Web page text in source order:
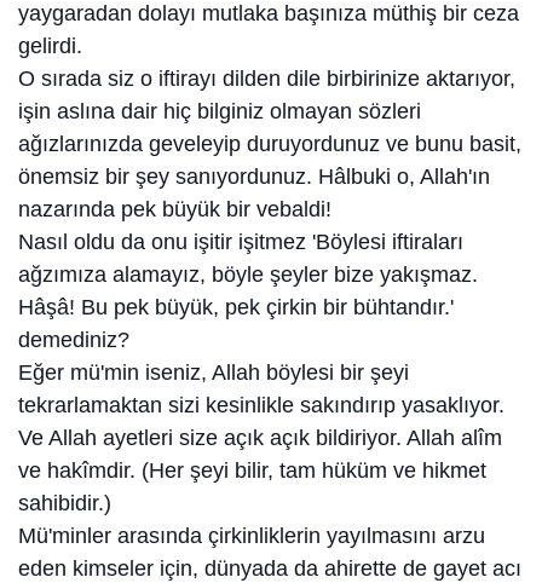
yaygaradan dolayı mutlaka başınıza müthiş bir ceza
gelirdi.
O sırada siz o iftirayı dilden dile birbirinize aktarıyor,
işin aslına dair hiç bilginiz olmayan sözleri
ağızlarınızda geveleyip duruyordunuz ve bunu basit,
önemsiz bir şey sanıyordunuz. Hâlbuki o, Allah'ın
nazarında pek büyük bir vebaldi!
Nasıl oldu da onu işitir işitmez 'Böylesi iftiraları
ağzımıza alamayız, böyle şeyler bize yakışmaz.
Hâşâ! Bu pek büyük, pek çirkin bir bühtandır.'
demediniz?
Eğer mü'min iseniz, Allah böylesi bir şeyi
tekrarlamaktan sizi kesinlikle sakındırıp yasaklıyor.
Ve Allah ayetleri size açık açık bildiriyor. Allah alîm
ve hakîmdir. (Her şeyi bilir, tam hüküm ve hikmet
sahibidir.)
Mü'minler arasında çirkinliklerin yayılmasını arzu
eden kimseler için, dünyada da ahirette de gayet acı